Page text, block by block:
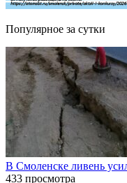
Популярное за сутки
В Смоленске ливень
433 просмотра